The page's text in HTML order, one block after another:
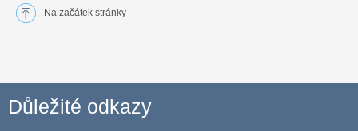
Na začátek stránky
Důležité odkazy